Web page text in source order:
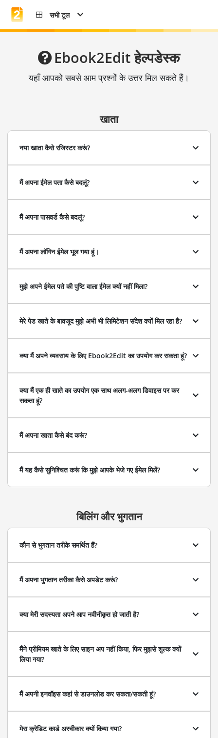
सभी टूल
Ebook2Edit हेल्पडेस्क
यहाँ आपको सबसे आम प्रश्नों के उत्तर मिल सकते हैं।
खाता
नया खाता कैसे रजिस्टर करूं?
मैं अपना ईमेल पता कैसे बदलूं?
मैं अपना पासवर्ड कैसे बदलूं?
मैं अपना लॉगिन ईमेल भूल गया हूं।
मुझे अपने ईमेल पते की पुष्टि वाला ईमेल क्यों नहीं मिला?
मेरे पेड खाते के बावजूद मुझे अभी भी लिमिटेशन संदेश क्यों मिल रहा है?
क्या मैं अपने व्यवसाय के लिए Ebook2Edit का उपयोग कर सकता हूं?
क्या मैं एक ही खाते का उपयोग एक साथ अलग-अलग डिवाइस पर कर
सकता हूं?
मैं अपना खाता कैसे बंद करूं?
मैं यह कैसे सुनिश्चित करूं कि मुझे आपके भेजे गए ईमेल मिलें?
बिलिंग और भुगतान
कौन से भुगतान तरीके समर्थित हैं?
मैं अपना भुगतान तरीका कैसे अपडेट करूं?
क्या मेरी सदस्यता अपने आप नवीनीकृत हो जाती है?
मैंने प्रीमियम खाते के लिए साइन अप नहीं किया, फिर मुझसे शुल्क क्यों
लिया गया?
मैं अपनी इनवॉइस कहां से डाउनलोड कर सकता/सकती हूं?
मेरा क्रेडिट कार्ड अस्वीकार क्यों किया गया?